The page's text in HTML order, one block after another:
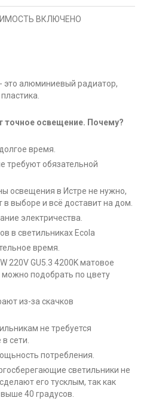
ВКЛЮЧЕНО
это алюминиевый радиатор,
точное освещение. Почему?
время.
требуют обязательной
освещения в Истре не нужно,
выборе и всё доставит на дом.
электричества.
в светильниках Ecola
время.
220V GU5.3 4200K матовое
можно подобрать по цвету
из-за скачков
не требуется
сети.
потребления.
светильники не
его тусклым, так как
40 градусов.